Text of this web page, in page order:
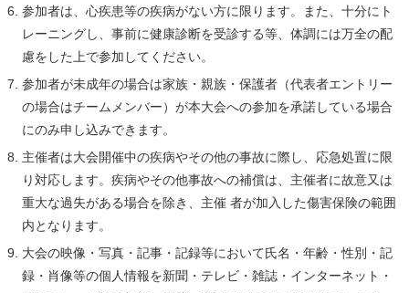
参加者は、心疾患等の疾病がない方に限ります。また、十分にト
レーニングし、事前に健康診断を受診する等、体調には万全の配
慮をした上で参加してください。
参加者が未成年の場合は家族・親族・保護者（代表者エントリー
の場合はチームメンバー）が本大会への参加を承諾している場合
にのみ申し込みできます。
主催者は大会開催中の疾病やその他の事故に際し、応急処置に限
り対応します。疾病やその他事故への補償は、主催者に故意又は
重大な過失がある場合を除き、主催 者が加入した傷害保険の範囲
内となります。
大会の映像・写真・記事・記録等において氏名・年齢・性別・記
録・肖像等の個人情報を新聞・テレビ・雑誌・インターネット・